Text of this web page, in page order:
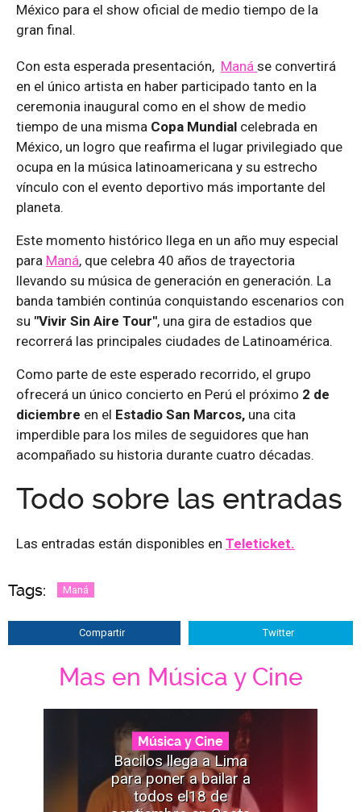
México para el show oficial de medio tiempo de la
gran final.
Con esta esperada presentación, Maná se convertirá
en el único artista en haber participado tanto en la
ceremonia inaugural como en el show de medio
tiempo de una misma Copa Mundial celebrada en
México, un logro que reafirma el lugar privilegiado que
ocupa en la música latinoamericana y su estrecho
vínculo con el evento deportivo más importante del
planeta.
Este momento histórico llega en un año muy especial
para Maná, que celebra 40 años de trayectoria
llevando su música de generación en generación. La
banda también continúa conquistando escenarios con
su "Vivir Sin Aire Tour", una gira de estadios que
recorrerá las principales ciudades de Latinoamérica.
Como parte de este esperado recorrido, el grupo
ofrecerá un único concierto en Perú el próximo 2 de
diciembre en el Estadio San Marcos, una cita
imperdible para los miles de seguidores que han
acompañado su historia durante cuatro décadas.
Todo sobre las entradas
Las entradas están disponibles en Teleticket.
Tags: Maná
Compartir Twitter
Mas en Música y Cine
Música y Cine
Bacilos llega a Lima
para poner a bailar a
todos el18 de